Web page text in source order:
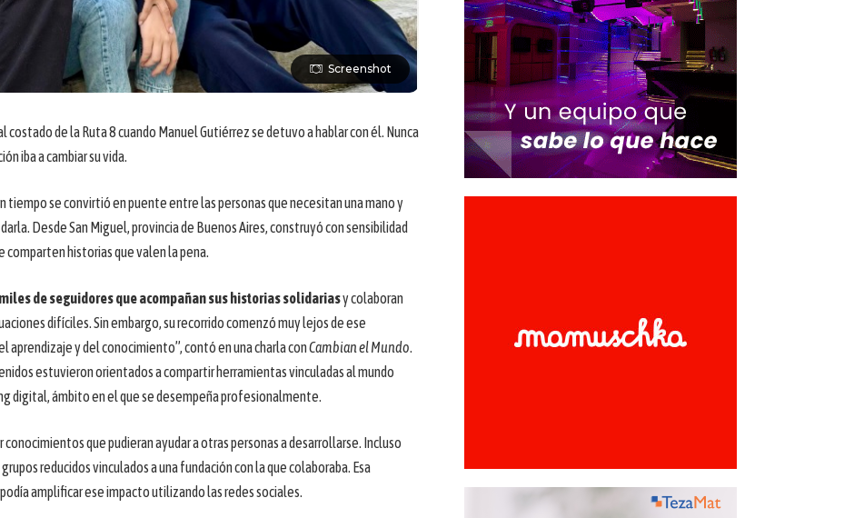
Screenshot
costado de la Ruta 8 cuando Manuel Gutiérrez se detuvo a hablar con él. Nunca
iba a cambiar su vida.
tiempo se convirtió en puente entre las personas que necesitan una mano y
Desde San Miguel, provincia de Buenos Aires, construyó con sensibilidad
comparten historias que valen la pena.
miles de seguidores que acompañan sus historias solidariasy colaboran
difíciles. Sin embargo, su recorrido comenzó muy lejos de ese
aprendizaje y del conocimiento”, contó en una charla conCambian el Mundo
estuvieron orientados a compartir herramientas vinculadas al mundo
digital, ámbito en el que se desempeña profesionalmente.
conocimientos que pudieran ayudar a otras personas a desarrollarse. Incluso
reducidos vinculados a una fundación con la que colaboraba. Esa
amplificar ese impacto utilizando las redes sociales.